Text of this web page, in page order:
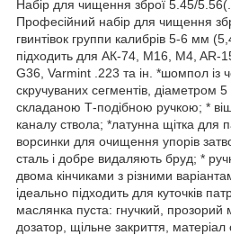
Набір для чищення зброї 5.45/
Професійний набір для чищення
гвинтівок группи калибрів 5-6 мм
підходить для АК-74, M16, M4, AR-
G36, Varmint .223 та ін. *шомпол із
скручуваних сегментів, діаметром
складаною Т-подібною ручкою; *
каналу ствола; *латунна щітка для
ворсинки для очищення упорів
сталь і добре видаляють бруд; *
двома кінчиками з різними
ідеально підходить для куточків
маслянка пуста: гнучкий, прозорий
дозатор, щільне закриття, матеріал